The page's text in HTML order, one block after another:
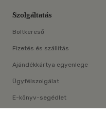
Szolgáltatás
Boltkereső
Fizetés és szállítás
Ajándékkártya egyenlege
Ügyfélszolgálat
E-könyv-segédlet